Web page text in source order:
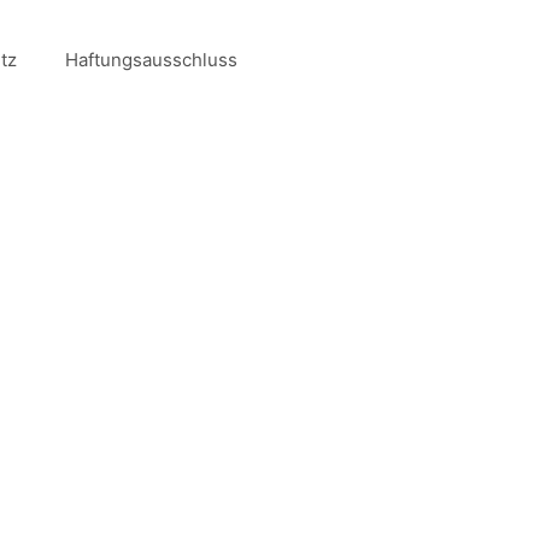
Haftungsausschluss